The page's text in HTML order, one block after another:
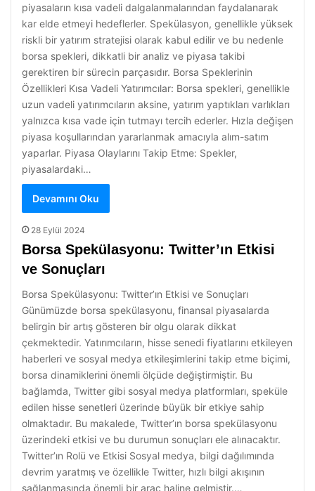
piyasaların kısa vadeli dalgalanmalarından faydalanarak
kar elde etmeyi hedeflerler. Spekülasyon, genellikle yüksek
riskli bir yatırım stratejisi olarak kabul edilir ve bu nedenle
borsa spekleri, dikkatli bir analiz ve piyasa takibi
gerektiren bir sürecin parçasıdır. Borsa Speklerinin
Özellikleri Kısa Vadeli Yatırımcılar: Borsa spekleri, genellikle
uzun vadeli yatırımcıların aksine, yatırım yaptıkları varlıkları
yalnızca kısa vade için tutmayı tercih ederler. Hızla değişen
piyasa koşullarından yararlanmak amacıyla alım-satım
yaparlar. Piyasa Olaylarını Takip Etme: Spekler,
piyasalardaki…
Devamını Oku
28 Eylül 2024
Borsa Spekülasyonu: Twitter’ın Etkisi
ve Sonuçları
Borsa Spekülasyonu: Twitter’ın Etkisi ve Sonuçları
Günümüzde borsa spekülasyonu, finansal piyasalarda
belirgin bir artış gösteren bir olgu olarak dikkat
çekmektedir. Yatırımcıların, hisse senedi fiyatlarını etkileyen
haberleri ve sosyal medya etkileşimlerini takip etme biçimi,
borsa dinamiklerini önemli ölçüde değiştirmiştir. Bu
bağlamda, Twitter gibi sosyal medya platformları, speküle
edilen hisse senetleri üzerinde büyük bir etkiye sahip
olmaktadır. Bu makalede, Twitter’ın borsa spekülasyonu
üzerindeki etkisi ve bu durumun sonuçları ele alınacaktır.
Twitter’ın Rolü ve Etkisi Sosyal medya, bilgi dağılımında
devrim yaratmış ve özellikle Twitter, hızlı bilgi akışının
sağlanmasında önemli bir araç haline gelmiştir.…